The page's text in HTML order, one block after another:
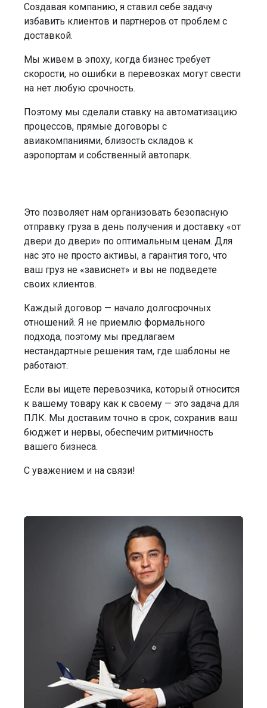
Создавая компанию, я ставил себе задачу
избавить клиентов и партнеров от проблем с
доставкой.
Мы живем в эпоху, когда бизнес требует
скорости, но ошибки в перевозках могут свести
на нет любую срочность.
Поэтому мы сделали ставку на автоматизацию
процессов, прямые договоры с
авиакомпаниями, близость складов к
аэропортам и собственный автопарк.
Это позволяет нам организовать безопасную
отправку груза в день получения и доставку «от
двери до двери» по оптимальным ценам. Для
нас это не просто активы, а гарантия того, что
ваш груз не «зависнет» и вы не подведете
своих клиентов.
Каждый договор — начало долгосрочных
отношений. Я не приемлю формального
подхода, поэтому мы предлагаем
нестандартные решения там, где шаблоны не
работают.
Если вы ищете перевозчика, который относится
к вашему товару как к своему — это задача для
ПЛК. Мы доставим точно в срок, сохранив ваш
бюджет и нервы, обеспечим ритмичность
вашего бизнеса.
С уважением и на связи!